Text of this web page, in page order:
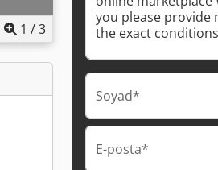
1 /3
Soyad*
E-posta*